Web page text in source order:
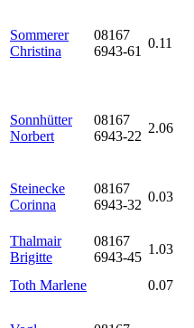
Sommerer
Christina
08167
6943-61
0.11
Sonnhütter
Norbert
08167
6943-22
2.06
Steinecke
Corinna
08167
6943-32
0.03
Thalmair
Brigitte
08167
6943-45
1.03
Toth Marlene
0.07